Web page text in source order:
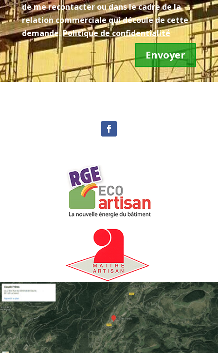
de me recontacter ou dans le cadre de la
relation commerciale qui découle de cette
demande.Politique de confidentialité
Envoyer